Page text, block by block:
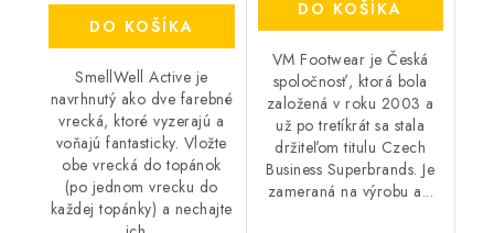
DO KOŠÍKA
SmellWell Active je
navrhnutý ako dve farebné
vrecká, ktoré vyzerajú a
voňajú fantasticky. Vložte
obe vrecká do topánok
(po jednom vrecku do
každej topánky) a nechajte
DO KOŠÍKA
VM Footwear je Česká
spoločnosť, ktorá bola
založená v roku 2003 a
už po tretíkrát sa stala
držiteľom titulu Czech
Business Superbrands. Je
zameraná na výrobu a...